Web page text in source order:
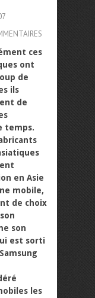
ces
ont
de
ils
de
temps.
en Asie
mobile,
de choix
son
est sorti
les